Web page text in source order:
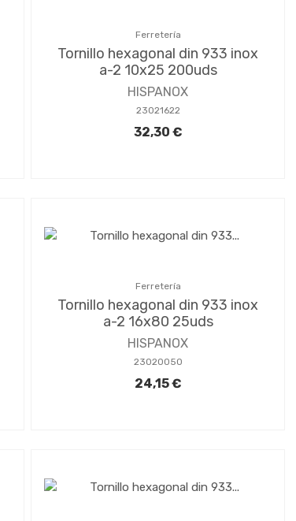
Ferretería
Tornillo hexagonal din 933 inox
a-2 10x25 200uds
HISPANOX
23021622
32,30 €
Ferretería
Tornillo hexagonal din 933 inox
a-2 16x80 25uds
HISPANOX
23020050
24,15 €